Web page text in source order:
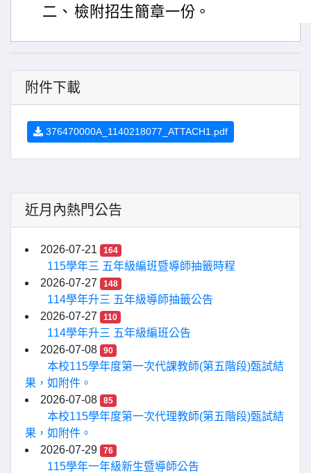
二、 檢附招生簡章一份。
附件下載
376470000A_1140218077_ATTACH1.pdf
近月內熱門公告
2026-07-21 164
115學年三 五年級編班暨導師抽籤時程
2026-07-27
148
114學年升三 五年級導師抽籤公告
2026-07-27
110
114學年升三 五年級編班公告
2026-07-08
90
本校115學年度第一次代課教師(第五階段)甄試結
果，如附件。
2026-07-08
85
本校115學年度第一次代理教師(第五階段)甄試結
果，如附件。
2026-07-29
76
115學年一年級新生暨導師公告